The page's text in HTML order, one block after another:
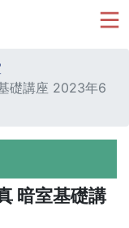
礎講座 2023年6
暗室基礎講